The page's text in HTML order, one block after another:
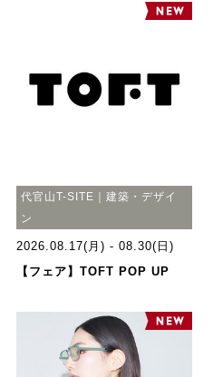
代官山T-SITE｜建築・デザイ
ン
2026.08.17(月) - 08.30(日)
【フェア】TOFT POP UP